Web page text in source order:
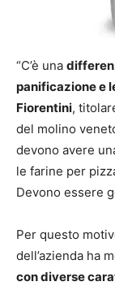
“C’è una
panificazione e
Fiorentini,
del molino
devono avere
le farine per
Devono essere
Per questo
dell’azienda ha
con diverse